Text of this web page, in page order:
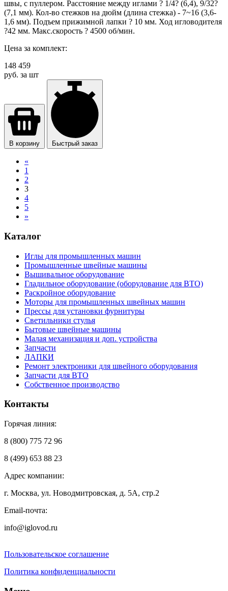
швы, с пуллером. Расстояние между иглами ? 1/4? (6,4), 9/32?
(7,1 мм). Кол-во стежков на дюйм (длина стежка) - 7~16 (3,6-
1,6 мм). Подъем прижимной лапки ? 10 мм. Ход игловодителя
?42 мм. Макс.скорость ? 4500 об/мин.
Цена за комплект:
148 459
руб. за шт
В корзину Быстрый заказ
«
1
2
3
4
5
»
Каталог
Иглы для промышленных машин
Промышленные швейные машины
Вышивальное оборудование
Гладильное оборудование (оборудование для ВТО)
Раскройное оборудование
Моторы для промышленных швейных машин
Прессы для установки фурнитуры
Светильники стулья
Бытовые швейные машины
Малая механизация и доп. устройства
Запчасти
ЛАПКИ
Ремонт электроники для швейного оборудования
Запчасти для ВТО
Собственное производство
Контакты
Горячая линия:
8 (800) 775 72 96
8 (499) 653 88 23
Адрес компании:
г. Москва, ул. Новодмитровская, д. 5А, стр.2
Email-почта:
info@iglovod.ru
Пользовательское соглашение
Политика конфиденциальности